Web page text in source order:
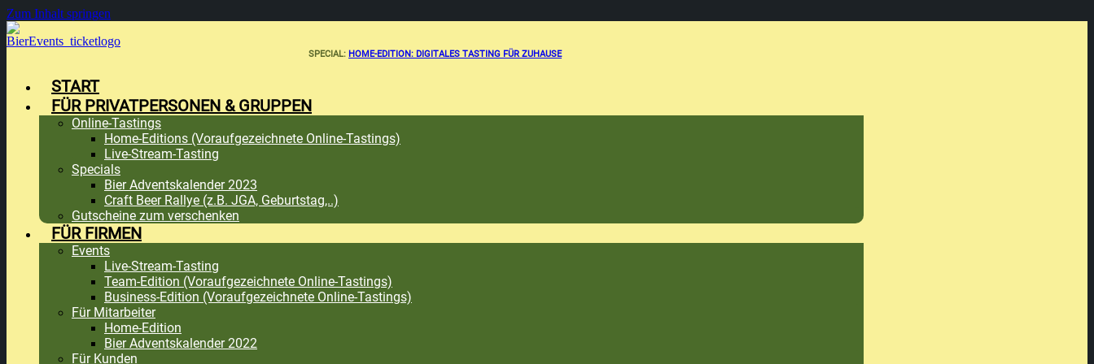
Zum Inhalt springen
SPECIAL: HOME-EDITION: DIGITALES TASTING FÜR ZUHAUSE
START
FÜR PRIVATPERSONEN & GRUPPEN
Online-Tastings
Home-Editions (Voraufgezeichnete Online-Tastings)
Live-Stream-Tasting
Specials
Bier Adventskalender 2023
Craft Beer Rallye (z.B. JGA, Geburtstag,..)
Gutscheine zum verschenken
FÜR FIRMEN
Events
Live-Stream-Tasting
Team-Edition (Voraufgezeichnete Online-Tastings)
Business-Edition (Voraufgezeichnete Online-Tastings)
Für Mitarbeiter
Home-Edition
Bier Adventskalender 2022
Für Kunden